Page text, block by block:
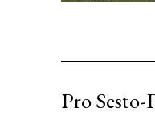
Pro Sesto-